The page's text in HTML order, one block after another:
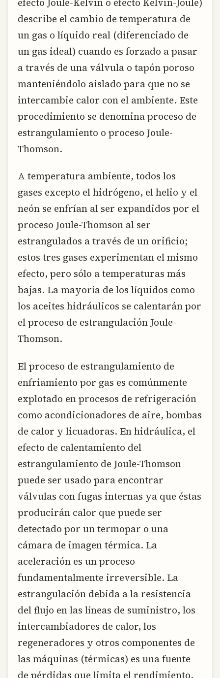
describe el cambio de temperatura de
un gas o líquido real (diferenciado de
un gas ideal) cuando es forzado a pasar
a través de una válvula o tapón poroso
manteniéndolo aislado para que no se
intercambie calor con el ambiente. Este
procedimiento se denomina proceso de
estrangulamiento o proceso Joule-
Thomson.
A temperatura ambiente, todos los
gases excepto el hidrógeno, el helio y el
neón se enfrían al ser expandidos por el
proceso Joule-Thomson al ser
estrangulados a través de un orificio;
estos tres gases experimentan el mismo
efecto, pero sólo a temperaturas más
bajas. La mayoría de los líquidos como
los aceites hidráulicos se calentarán por
el proceso de estrangulación Joule-
Thomson.
El proceso de estrangulamiento de
enfriamiento por gas es comúnmente
explotado en procesos de refrigeración
como acondicionadores de aire, bombas
de calor y licuadoras. En hidráulica, el
efecto de calentamiento del
estrangulamiento de Joule-Thomson
puede ser usado para encontrar
válvulas con fugas internas ya que éstas
producirán calor que puede ser
detectado por un termopar o una
cámara de imagen térmica. La
aceleración es un proceso
fundamentalmente irreversible. La
estrangulación debida a la resistencia
del flujo en las líneas de suministro, los
intercambiadores de calor, los
regeneradores y otros componentes de
las máquinas (térmicas) es una fuente
de pérdidas que limita el rendimiento.